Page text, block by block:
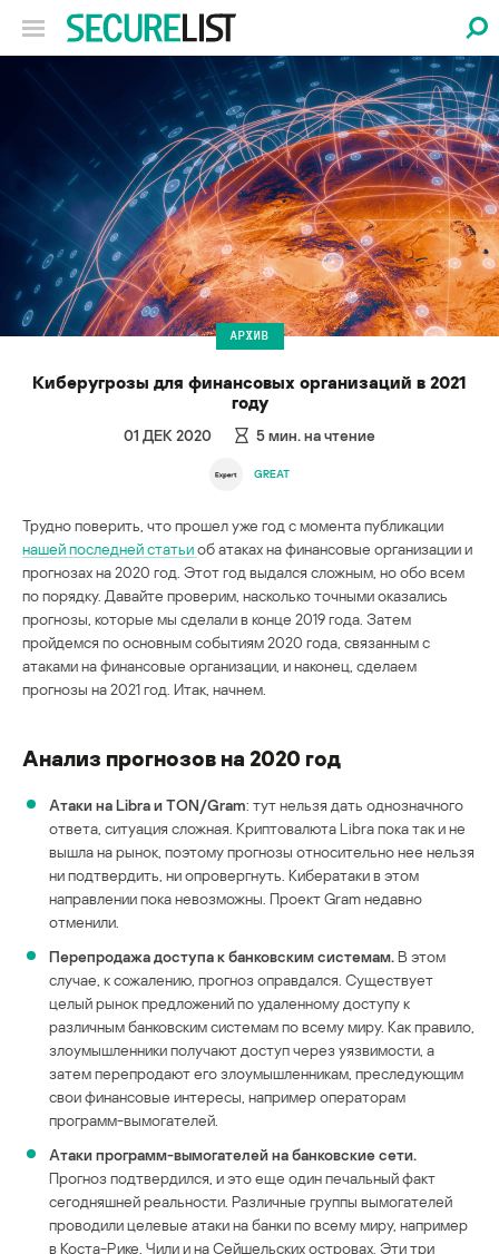
АРХИВ
Киберугрозы для финансовых организаций в 2021
году
01 ДЕК 2020 5мин. на чтение
GREAT
Трудно поверить, что прошел уже год с момента публикации
нашей последней статьиоб атаках на финансовые организации и
прогнозах на 2020 год. Этот год выдался сложным, но обо всем
по порядку. Давайте проверим, насколько точными оказались
прогнозы, которые мы сделали в конце 2019 года. Затем
пройдемся по основным событиям 2020 года, связанным с
атаками на финансовые организации, и наконец, сделаем
прогнозы на 2021 год. Итак, начнем.
Анализ прогнозов на 2020 год
Атаки на Libra и TON/Gram: тут нельзя дать однозначного
ответа, ситуация сложная. Криптовалюта Libra пока так и не
вышла на рынок, поэтому прогнозы относительно нее нельзя
ни подтвердить, ни опровергнуть. Кибератаки в этом
направлении пока невозможны. Проект Gram недавно
отменили.
Перепродажа доступа к банковским системам.В этом
случае, к сожалению, прогноз оправдался. Существует
целый рынок предложений по удаленному доступу к
различным банковским системам по всему миру. Как правило,
злоумышленники получают доступ через уязвимости, а
затем перепродают его злоумышленникам, преследующим
свои финансовые интересы, например операторам
программ-вымогателей.
Атаки программ-вымогателей на банковские сети.
Прогноз подтвердился, и это еще один печальный факт
сегодняшней реальности. Различные группы вымогателей
проводили целевые атаки на банки по всему миру, например
в Коста-Рике, Чили и на Сейшельских островах. Эти три